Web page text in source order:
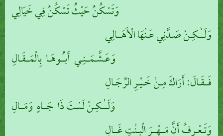
وَتَسْكُنُ حَيْثُ تَسْكُنُ فِي خَيَالِي
وَلَــٰـكِـنْ صَـدَّنِي عَـنْهَا الْأَهَــالِي
وَعَـشَّـمَــنِـي أَبـُـوهَـا بِالْمَــقَـالِ
فَــقَـالَ: أَرَاكَ مِـنْ خَـيْـرِ الرِّجَـالِ
وَلَــٰـكِـنْ لَسْتَ ذَا جَــاهٍ وَمَــالِ
وَتَـعْـرِفُ أَنَّ مَــهْــرَ الْبِـنْتِ غَــالِ